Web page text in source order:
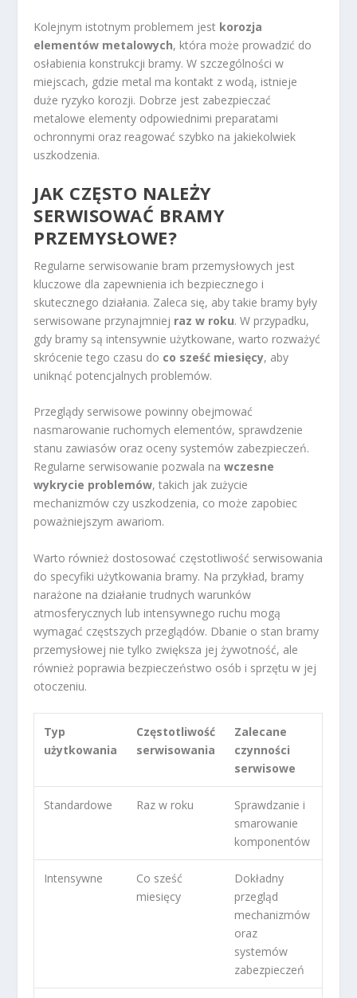
Kolejnym istotnym problemem jest korozja
elementów metalowych, która może prowadzić do
osłabienia konstrukcji bramy. W szczególności w
miejscach, gdzie metal ma kontakt z wodą, istnieje
duże ryzyko korozji. Dobrze jest zabezpieczać
metalowe elementy odpowiednimi preparatami
ochronnymi oraz reagować szybko na jakiekolwiek
uszkodzenia.
JAK CZĘSTO NALEŻY
SERWISOWAĆ BRAMY
PRZEMYSŁOWE?
Regularne serwisowanie bram przemysłowych jest
kluczowe dla zapewnienia ich bezpiecznego i
skutecznego działania. Zaleca się, aby takie bramy były
serwisowane przynajmniej raz w roku. W przypadku,
gdy bramy są intensywnie użytkowane, warto rozważyć
skrócenie tego czasu do co sześć miesięcy, aby
uniknąć potencjalnych problemów.
Przeglądy serwisowe powinny obejmować
nasmarowanie ruchomych elementów, sprawdzenie
stanu zawiasów oraz oceny systemów zabezpieczeń.
Regularne serwisowanie pozwala nawczesne
wykrycie problemów, takich jak zużycie
mechanizmów czy uszkodzenia, co może zapobiec
poważniejszym awariom.
Warto również dostosować częstotliwość serwisowania
do specyfiki użytkowania bramy. Na przykład, bramy
narażone na działanie trudnych warunków
atmosferycznych lub intensywnego ruchu mogą
wymagać częstszych przeglądów. Dbanie o stan bramy
przemysłowej nie tylko zwiększa jej żywotność, ale
również poprawia bezpieczeństwo osób i sprzętu w jej
otoczeniu.
Typ
użytkowania
Częstotliwość
serwisowania
Zalecane
czynności
serwisowe
Standardowe Raz w roku
Sprawdzanie i
smarowanie
komponentów
Intensywne
Co sześć
miesięcy
Dokładny
przegląd
mechanizmów
oraz
systemów
zabezpieczeń